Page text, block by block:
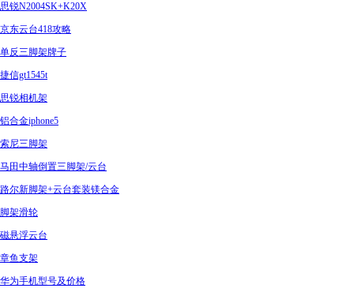
思锐N2004SK+K20X
京东云台418攻略
单反三脚架牌子
捷信gt1545t
思锐相机架
铝合金iphone5
索尼三脚架
马田中轴倒置三脚架/云台
路尔新脚架+云台套装镁合金
脚架滑轮
磁悬浮云台
章鱼支架
华为手机型号及价格